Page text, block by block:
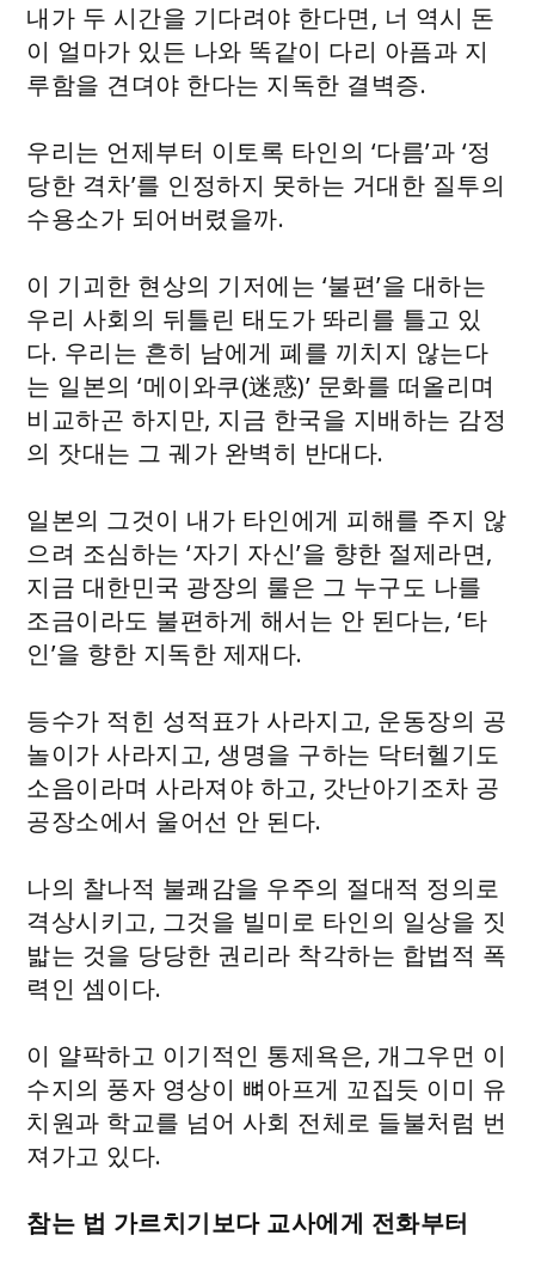
내가 두 시간을 기다려야 한다면, 너 역시 돈
이 얼마가 있든 나와 똑같이 다리 아픔과 지
루함을 견뎌야 한다는 지독한 결벽증.
우리는 언제부터 이토록 타인의 ‘다름’과 ‘정
당한 격차’를 인정하지 못하는 거대한 질투의
수용소가 되어버렸을까.
이 기괴한 현상의 기저에는 ‘불편’을 대하는
우리 사회의 뒤틀린 태도가 똬리를 틀고 있
다. 우리는 흔히 남에게 폐를 끼치지 않는다
는 일본의 ‘메이와쿠(迷惑)’ 문화를 떠올리며
비교하곤 하지만, 지금 한국을 지배하는 감정
의 잣대는 그 궤가 완벽히 반대다.
일본의 그것이 내가 타인에게 피해를 주지 않
으려 조심하는 ‘자기 자신’을 향한 절제라면,
지금 대한민국 광장의 룰은 그 누구도 나를
조금이라도 불편하게 해서는 안 된다는, ‘타
인’을 향한 지독한 제재다.
등수가 적힌 성적표가 사라지고, 운동장의 공
놀이가 사라지고, 생명을 구하는 닥터헬기도
소음이라며 사라져야 하고, 갓난아기조차 공
공장소에서 울어선 안 된다.
나의 찰나적 불쾌감을 우주의 절대적 정의로
격상시키고, 그것을 빌미로 타인의 일상을 짓
밟는 것을 당당한 권리라 착각하는 합법적 폭
력인 셈이다.
이 얄팍하고 이기적인 통제욕은, 개그우먼 이
수지의 풍자 영상이 뼈아프게 꼬집듯 이미 유
치원과 학교를 넘어 사회 전체로 들불처럼 번
져가고 있다.
참는 법 가르치기보다 교사에게 전화부터